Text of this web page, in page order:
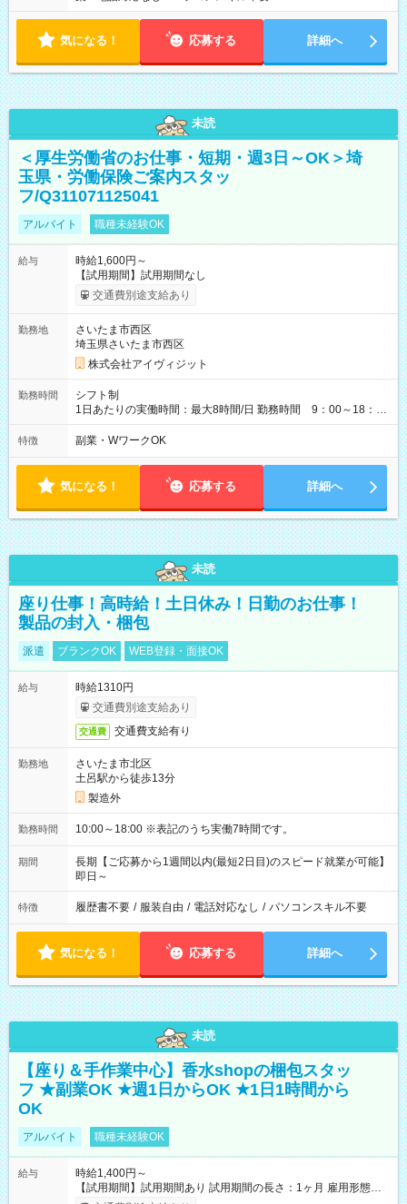
気になる！ 応募する 詳細へ
未読
＜厚生労働省のお仕事・短期・週3日～OK＞埼
玉県・労働保険ご案内スタッ
フ/Q311071125041
アルバイト 職種未経験OK
給与
時給1,600円～
【試用期間】試用期間なし
交通費別途支給あり
勤務地
さいたま市西区
埼玉県さいたま市西区
株式会社アイヴィジット
勤務時間
シフト制
1日あたりの実働時間：最大8時間/日 勤務時間 9：00～18：
00(実働8h、休憩1h) 土日祝含む週3日～OK、シフト制 ※もちろ
ん週5日勤務もOK♪ 勤務期間：2026年8月12日～9月9日※リスト
特徴 副業・WワークOK
気になる！ 応募する 詳細へ
未読
座り仕事！高時給！土日休み！日勤のお仕事！
製品の封入・梱包
派遣 ブランクOK WEB登録・面接OK
給与
時給1310円
交通費別途支給あり
交通費 交通費支給有り
勤務地
さいたま市北区
土呂駅から徒歩13分
製造外
勤務時間 10:00～18:00 ※表記のうち実働7時間です。
期間
長期【ご応募から1週間以内(最短2日目)のスピード就業が可能】
即日～
特徴 履歴書不要 / 服装自由 / 電話対応なし / パソコンスキル不要
気になる！ 応募する 詳細へ
未読
【座り＆手作業中心】香水shopの梱包スタッ
フ ★副業OK ★週1日からOK ★1日1時間から
OK
アルバイト 職種未経験OK
給与
時給1,400円～
【試用期間】試用期間あり 試用期間の長さ：1ヶ月 雇用形態、